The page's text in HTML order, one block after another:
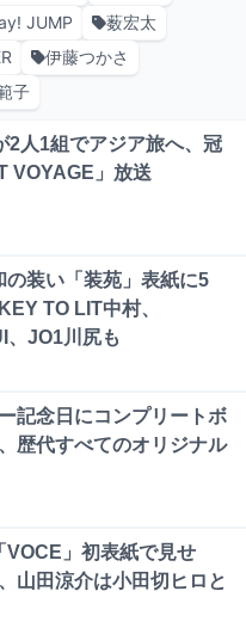
JUMP
薮宏太
伊藤つかさ
子
2人1組でアジア旅へ、冠
VOYAGE」放送
の装い「装苑」表紙に5
TO LIT中村、
、JO1川尻も
記念日にコンプリートボ
歴代すべてのオリジナル
VOCE」初表紙で見せ
山田涼介は小田切ヒロと